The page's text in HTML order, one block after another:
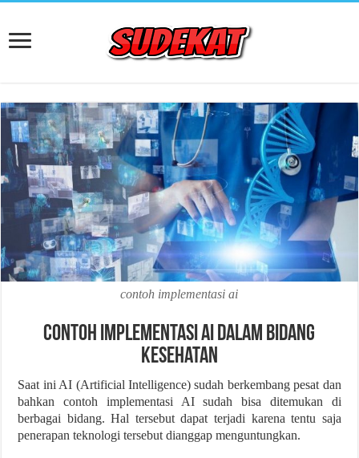
contoh implementasi ai
Contoh Implementasi AI dalam Bidang
Kesehatan
Saat ini AI (Artificial Intelligence) sudah berkembang pesat dan
bahkan contoh implementasi AI sudah bisa ditemukan di
berbagai bidang. Hal tersebut dapat terjadi karena tentu saja
penerapan teknologi tersebut dianggap menguntungkan.